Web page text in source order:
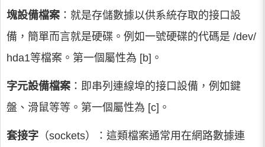
塊設備檔案 ：就是存儲數據以供系統存取的接口設
備，簡單而言就是硬碟。例如一號硬碟的代碼是 /dev/
hda1等檔案。第一個屬性為 [b]。
字元設備檔案 ：即串列連線埠的接口設備，例如鍵
盤、滑鼠等等。第一個屬性為 [c]。
套接字 （sockets）：這類檔案通常用在網路數據連